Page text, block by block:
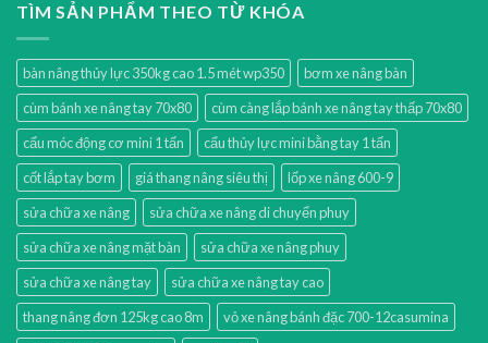
TÌM SẢN PHẨM THEO TỪ KHÓA
bàn nâng thủy lực 350kg cao 1.5 mét wp350
bơm xe nâng bàn
cùm bánh xe nâng tay 70x80
cùm càng lắp bánh xe nâng tay thấp 70x80
cẩu móc động cơ mini 1 tấn
cẩu thủy lực mini bằng tay 1 tấn
cốt lắp tay bơm
giá thang nâng siêu thị
lốp xe nâng 600-9
sửa chữa xe nâng
sửa chữa xe nâng di chuyển phuy
sửa chữa xe nâng mặt bàn
sửa chữa xe nâng phuy
sửa chữa xe nâng tay
sửa chữa xe nâng tay cao
thang nâng đơn 125kg cao 8m
vỏ xe nâng bánh đặc 700-12casumina